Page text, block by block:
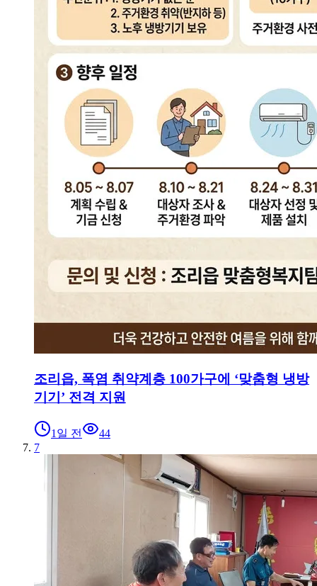
조리읍, 폭염 취약계층 100가구에 ‘맞춤형 냉방
기기’ 전격 지원
1일 전
44
7